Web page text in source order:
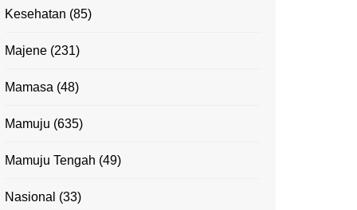
Kesehatan (85)
Majene (231)
Mamasa (48)
Mamuju (635)
Mamuju Tengah (49)
Nasional (33)